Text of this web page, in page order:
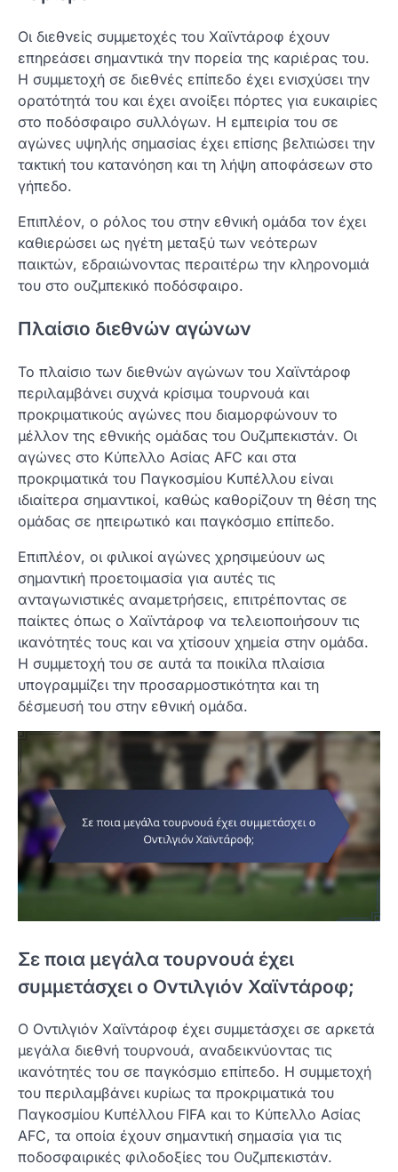
Οι διεθνείς συμμετοχές του Χαϊντάροφ έχουν
επηρεάσει σημαντικά την πορεία της καριέρας του.
Η συμμετοχή σε διεθνές επίπεδο έχει ενισχύσει την
ορατότητά του και έχει ανοίξει πόρτες για ευκαιρίες
στο ποδόσφαιρο συλλόγων. Η εμπειρία του σε
αγώνες υψηλής σημασίας έχει επίσης βελτιώσει την
τακτική του κατανόηση και τη λήψη αποφάσεων στο
γήπεδο.
Επιπλέον, ο ρόλος του στην εθνική ομάδα τον έχει
καθιερώσει ως ηγέτη μεταξύ των νεότερων
παικτών, εδραιώνοντας περαιτέρω την κληρονομιά
του στο ουζμπεκικό ποδόσφαιρο.
Πλαίσιο διεθνών αγώνων
Το πλαίσιο των διεθνών αγώνων του Χαϊντάροφ
περιλαμβάνει συχνά κρίσιμα τουρνουά και
προκριματικούς αγώνες που διαμορφώνουν το
μέλλον της εθνικής ομάδας του Ουζμπεκιστάν. Οι
αγώνες στο Κύπελλο Ασίας AFC και στα
προκριματικά του Παγκοσμίου Κυπέλλου είναι
ιδιαίτερα σημαντικοί, καθώς καθορίζουν τη θέση της
ομάδας σε ηπειρωτικό και παγκόσμιο επίπεδο.
Επιπλέον, οι φιλικοί αγώνες χρησιμεύουν ως
σημαντική προετοιμασία για αυτές τις
ανταγωνιστικές αναμετρήσεις, επιτρέποντας σε
παίκτες όπως ο Χαϊντάροφ να τελειοποιήσουν τις
ικανότητές τους και να χτίσουν χημεία στην ομάδα.
Η συμμετοχή του σε αυτά τα ποικίλα πλαίσια
υπογραμμίζει την προσαρμοστικότητα και τη
δέσμευσή του στην εθνική ομάδα.
Σε ποια μεγάλα τουρνουά έχει
συμμετάσχει ο Οντιλγιόν Χαϊντάροφ;
Ο Οντιλγιόν Χαϊντάροφ έχει συμμετάσχει σε αρκετά
μεγάλα διεθνή τουρνουά, αναδεικνύοντας τις
ικανότητές του σε παγκόσμιο επίπεδο. Η συμμετοχή
του περιλαμβάνει κυρίως τα προκριματικά του
Παγκοσμίου Κυπέλλου FIFA και το Κύπελλο Ασίας
AFC, τα οποία έχουν σημαντική σημασία για τις
ποδοσφαιρικές φιλοδοξίες του Ουζμπεκιστάν.